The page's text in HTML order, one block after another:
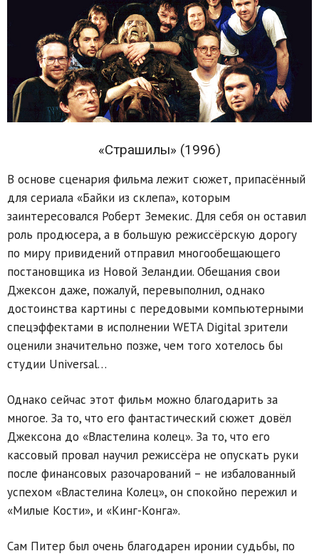
«Страшилы» (1996)
В основе сценария фильма лежит сюжет, припасённый
для сериала «Байки из склепа», которым
заинтересовался Роберт Земекис. Для себя он оставил
роль продюсера, а в большую режиссёрскую дорогу
по миру привидений отправил многообещающего
постановщика из Новой Зеландии. Обещания свои
Джексон даже, пожалуй, перевыполнил, однако
достоинства картины с передовыми компьютерными
спецэффектами в исполнении WETA Digital зрители
оценили значительно позже, чем того хотелось бы
студии Universal…
Однако сейчас этот фильм можно благодарить за
многое. За то, что его фантастический сюжет довёл
Джексона до «Властелина колец». За то, что его
кассовый провал научил режиссёра не опускать руки
после финансовых разочарований – не избалованный
успехом «Властелина Колец», он спокойно пережил и
«Милые Кости», и «Кинг-Конга».
Сам Питер был очень благодарен иронии судьбы, по